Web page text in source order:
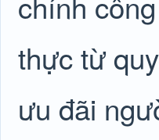
thực từ
ưu đãi